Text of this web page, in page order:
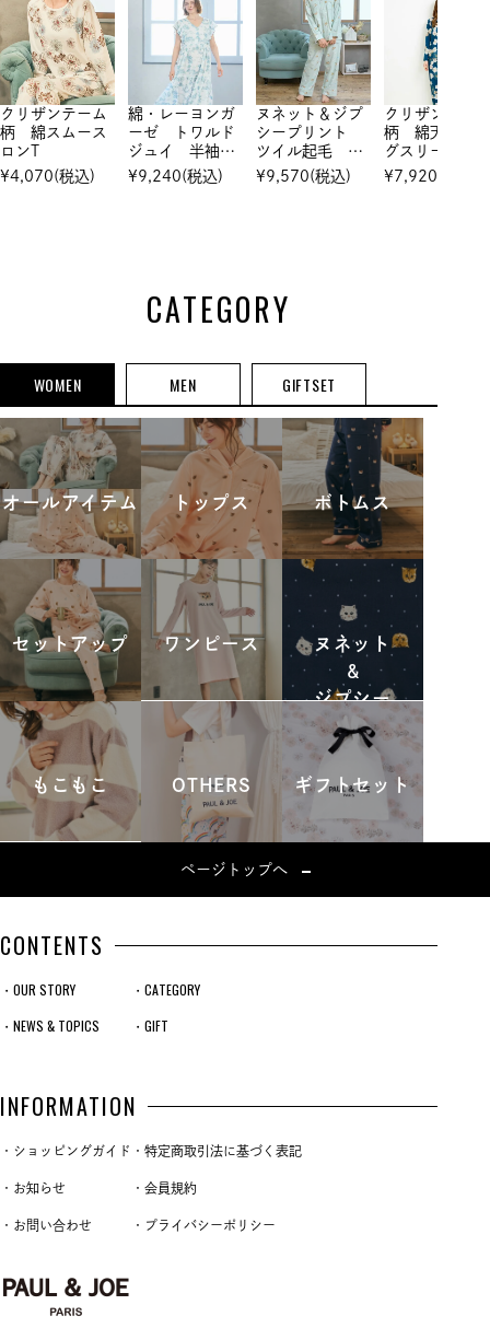
クリザンテーム
柄 綿スムース
ロンT
¥4,070(税込)
綿・レーヨンガ
ーゼ トワルド
ジュイ 半袖ワ
ンピース
¥9,240(税込)
ヌネット＆ジプ
シープリント
ツイル起毛 パ
ジャマ
¥9,570(税込)
クリザンテーム
柄 綿天竺 ロン
グスリーブ セ
トアップ
¥ 7,920
CATEGORY
WOMEN MEN GIFTSET
オールアイテム トップス ボトムス
セットアップ ワンピース
ヌネット
&
ジプシー
もこもこ OTHERS ギフトセット
ページトップへ
CONTENTS
・OUR STORY
・NEWS & TOPICS
・CATEGORY
・GIFT
INFORMATION
・ショッピングガイド
・お知らせ
・お問い合わせ
・特定商取引法に基づく表記
・会員規約
・プライバシーポリシー